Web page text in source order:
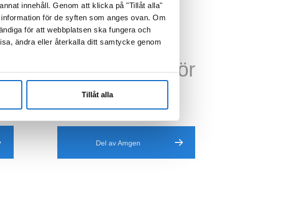
innehåll. Genom att klicka på "Tillåt alla"
för de syften som anges ovan. Om
för att webbplatsen ska fungera och
ändra eller återkalla ditt samtycke genom
Tillåt alla
är enbart avsedd för
Del av Amgen